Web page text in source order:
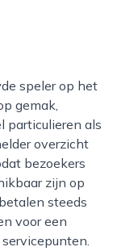
gemak,
particulieren als
overzicht
bezoekers
zijn op
steeds
voor een